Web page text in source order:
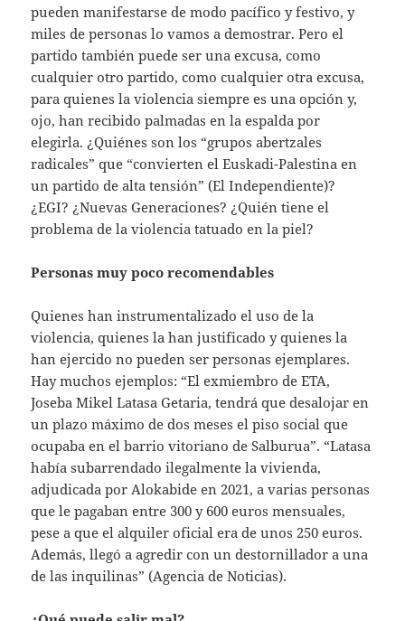
pueden manifestarse de modo pacífico y festivo, y
miles de personas lo vamos a demostrar. Pero el
partido también puede ser una excusa, como
cualquier otro partido, como cualquier otra excusa,
para quienes la violencia siempre es una opción y,
ojo, han recibido palmadas en la espalda por
elegirla. ¿Quiénes son los “grupos abertzales
radicales” que “convierten el Euskadi-Palestina en
un partido de alta tensión” (El Independiente)?
¿EGI? ¿Nuevas Generaciones? ¿Quién tiene el
problema de la violencia tatuado en la piel?
Personas muy poco recomendables
Quienes han instrumentalizado el uso de la
violencia, quienes la han justificado y quienes la
han ejercido no pueden ser personas ejemplares.
Hay muchos ejemplos: “El exmiembro de ETA,
Joseba Mikel Latasa Getaria, tendrá que desalojar en
un plazo máximo de dos meses el piso social que
ocupaba en el barrio vitoriano de Salburua”. “Latasa
había subarrendado ilegalmente la vivienda,
adjudicada por Alokabide en 2021, a varias personas
que le pagaban entre 300 y 600 euros mensuales,
pese a que el alquiler oficial era de unos 250 euros.
Además, llegó a agredir con un destornillador a una
de las inquilinas” (Agencia de Noticias).